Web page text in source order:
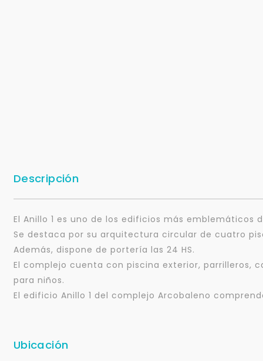
Descripción
El Anillo 1 es uno de los edificios más emblemáticos
Se destaca por su arquitectura circular de cuatro
Además, dispone de portería las 24 HS.
El complejo cuenta con piscina exterior, parrilleros,
para niños.
El edificio Anillo 1 del complejo Arcobaleno
Ubicación